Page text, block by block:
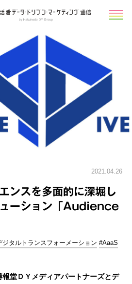
2021.04.26
ンスを多面的に深堀し
ューション「Audience
ジタルトランスフォーメーション #AaaS
報堂ＤＹメディアパートナーズとデ